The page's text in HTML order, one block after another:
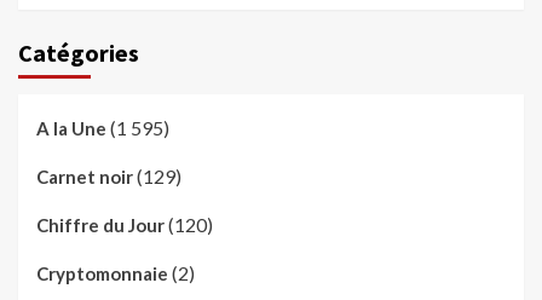
Catégories
A la Une (1 595)
Carnet noir(129)
Chiffre du Jour(120)
Cryptomonnaie (2)